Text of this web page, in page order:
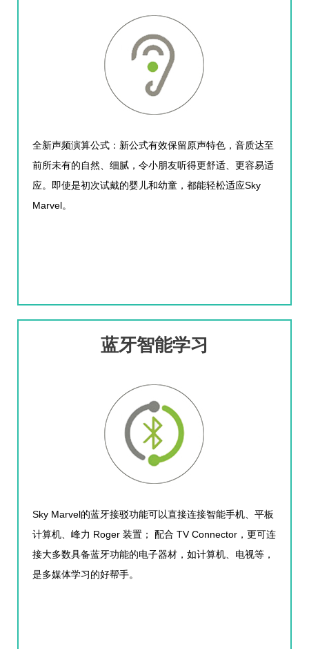
全新声频演算公式：新公式有效保留原声特色，音质达至
前所未有的自然、细腻，令小朋友听得更舒适、更容易适
应。即使是初次试戴的婴儿和幼童，都能轻松适应Sky
Marvel。
蓝牙智能学习
Sky Marvel的蓝牙接驳功能可以直接连接智能手机、平板
计算机、峰力 Roger 装置； 配合 TV Connector ，更可连
接大多数具备蓝牙功能的电子器材，如计算机、电视等，
是多媒体学习的好帮手。